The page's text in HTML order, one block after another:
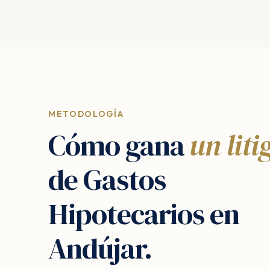
METODOLOGÍA
Cómo ganaun
de Gastos
Hipotecarios en
Andújar.